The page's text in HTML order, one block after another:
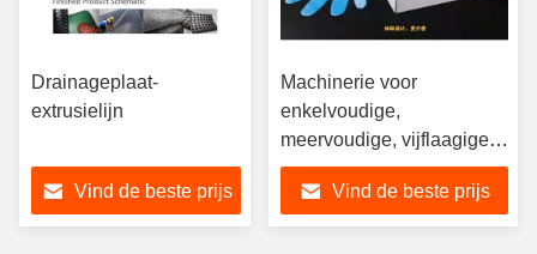
Drainageplaat-
extrusielijn
Vind de beste prijs
Machinerie voor
enkelvoudige,
meervoudige, vijflaagige
gegoten rekfilm voor
LLDPE, LDPE, POE-
elastomeer
Vind de beste prijs